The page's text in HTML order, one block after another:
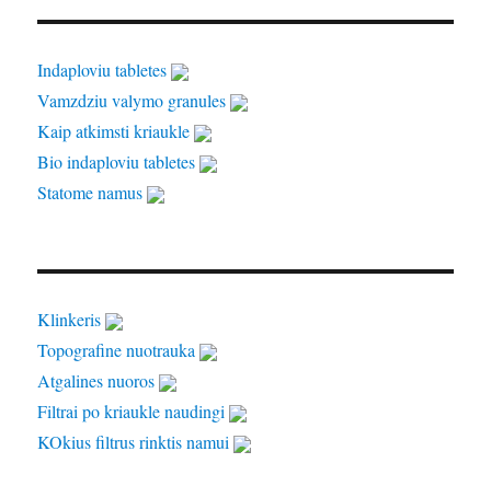
Indaploviu tabletes
Vamzdziu valymo granules
Kaip atkimsti kriaukle
Bio indaploviu tabletes
Statome namus
Klinkeris
Topografine nuotrauka
Atgalines nuoros
Filtrai po kriaukle naudingi
KOkius filtrus rinktis namui